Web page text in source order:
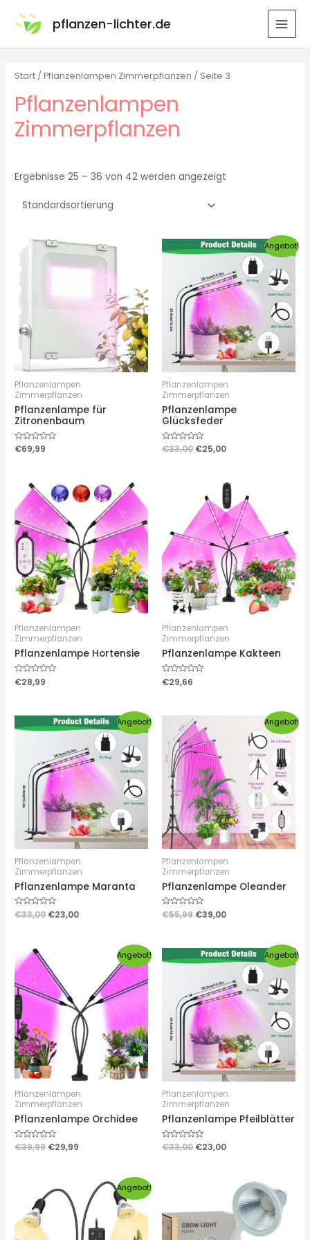
pflanzen-lichter.de
Start /Pflanzenlampen Zimmerpflanzen / Seite 3
Pflanzenlampen
Zimmerpflanzen
Ergebnisse 25 – 36 von 42 werden angezeigt
Pflanzenlampen
Zimmerpflanzen
Pflanzenlampe für
Zitronenbaum
Bewertet
mit
€69,99
Angebot!
Pflanzenlampen
Zimmerpflanzen
Pflanzenlampe
Glücksfeder
Bewertet
mit
€33,00 €25,00
Pflanzenlampen
Zimmerpflanzen
Pflanzenlampe Hortensie
Bewertet
mit
€28,99
Pflanzenlampen
Zimmerpflanzen
Pflanzenlampe Kakteen
Bewertet
mit
€29,66
Angebot!
Pflanzenlampen
Zimmerpflanzen
Pflanzenlampe Maranta
Bewertet
mit
€33,00 €23,00
Angebot!
Pflanzenlampen
Zimmerpflanzen
Pflanzenlampe Oleander
Bewertet
mit
€55,99 €39,00
Angebot!
Pflanzenlampen
Zimmerpflanzen
Pflanzenlampe Orchidee
Bewertet
€39,99 €29,99
Angebot!
Pflanzenlampen
Zimmerpflanzen
Pflanzenlampe Pfeilblätter
Bewertet
€33,00 €23,00
Angebot!